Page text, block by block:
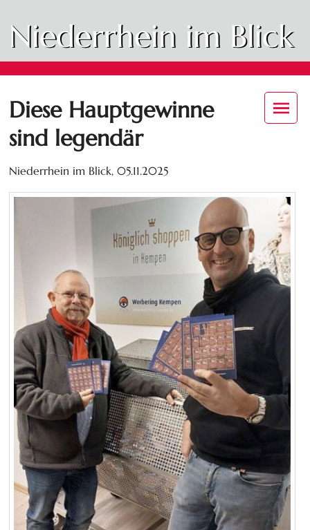
Niederrhein im Blick
Diese Hauptgewinne
sind legendär
Niederrhein im Blick,05.11.2025